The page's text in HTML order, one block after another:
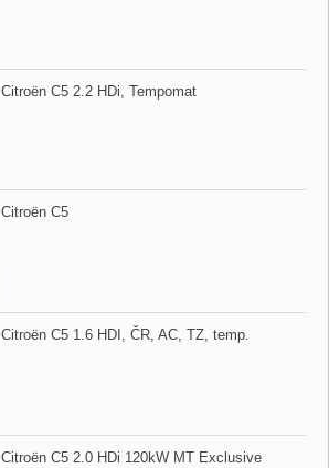
Citroën C5 2.2 HDi,​ Tempomat
Citroën C5
Citroën C5 1.6 HDI,​ ČR,​ AC,​ TZ,​ temp.
Citroën C5 2.0 HDi 120kW MT Exclusive